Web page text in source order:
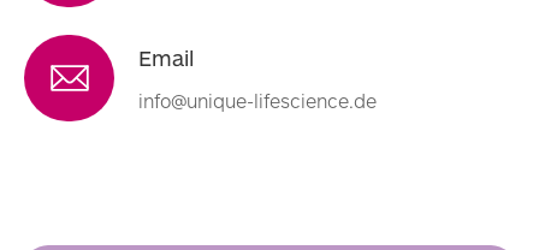
Email
info@unique-lifescience.de